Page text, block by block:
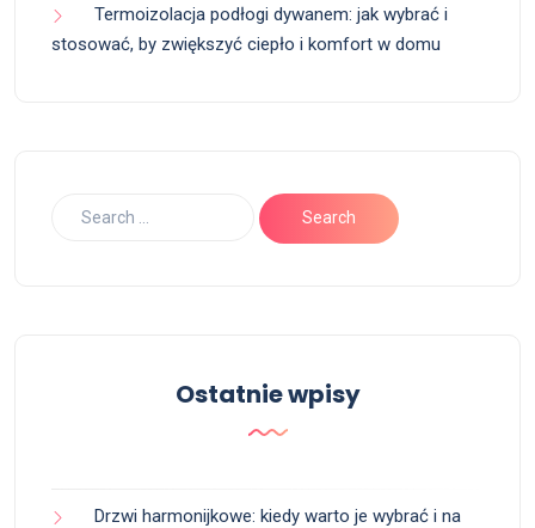
Termoizolacja podłogi dywanem: jak wybrać i
stosować, by zwiększyć ciepło i komfort w domu
Ostatnie wpisy
Drzwi harmonijkowe: kiedy warto je wybrać i na